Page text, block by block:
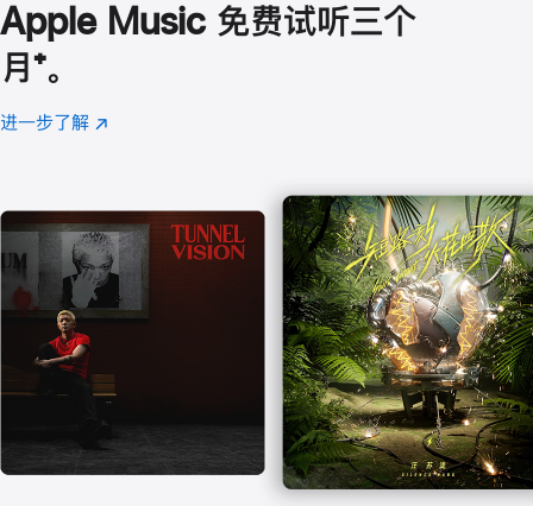
Apple Music 免费试听三个
月 脚
注
⁺。
进一步了解 Apple
(在
口
中
打
开)